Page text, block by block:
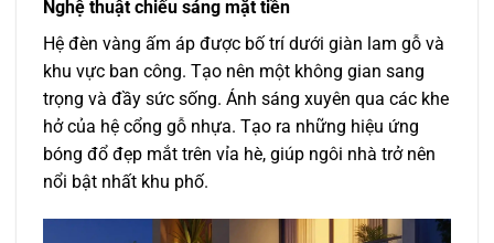
Nghệ thuật chiếu sáng mặt tiền
Hệ đèn vàng ấm áp được bố trí dưới giàn lam gỗ và
khu vực ban công. Tạo nên một không gian sang
trọng và đầy sức sống. Ánh sáng xuyên qua các khe
hở của hệ cổng gỗ nhựa. Tạo ra những hiệu ứng
bóng đổ đẹp mắt trên vỉa hè, giúp ngôi nhà trở nên
nổi bật nhất khu phố.